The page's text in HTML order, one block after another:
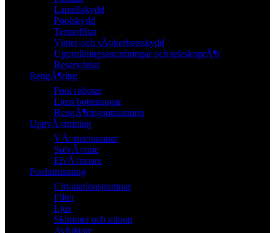
Lamellskydd
Poolskydd
Termofiltar
Vinter-och sÃ¤kerhetsskydd
Upprullningsanordningar och teleskoprÃ¶r
Reservdelar
RengÃ¶ring
Pool robotar
Liten bottensugar
RengÃ¶ringsutrustning
UppvÃ¤rmning
VÃ¤rmepumpar
SolvÃ¤rme
ElvÃ¤rmare
Poolutrustning
Cirkulationspumpar
Filter
Ljus
Skimmer och utlopp
Avfuktare